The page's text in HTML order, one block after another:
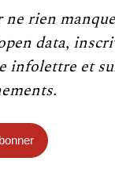
ne rien
data,
infolettre et